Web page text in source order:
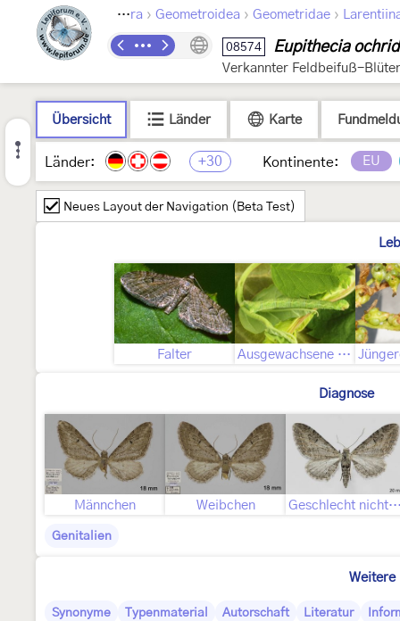
Lepidoptera › Geometroidea › Geometridae ›
08574 Eupithecia
Verkannter Feldbeifuß-
Übersicht Länder Karte
Länder: +30 Kontinente: EU
Neues Layout der Navigation (Beta Test)
Falter Ausgewachsene Raupe
Diagnose
Männchen Weibchen Geschlecht nicht
Genitalien
Weitere
Synonyme Typenmaterial Autorschaft Literatur